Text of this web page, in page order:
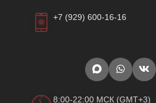
+7 (929) 600-16-16
8:00-22:00 МСК (GMT+3)